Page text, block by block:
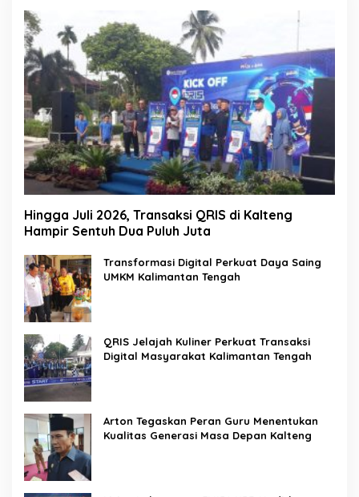
Hingga Juli 2026, Transaksi QRIS di Kalteng
Hampir Sentuh Dua Puluh Juta
Transformasi Digital Perkuat Daya Saing
UMKM Kalimantan Tengah
QRIS Jelajah Kuliner Perkuat Transaksi
Digital Masyarakat Kalimantan Tengah
Arton Tegaskan Peran Guru Menentukan
Kualitas Generasi Masa Depan Kalteng